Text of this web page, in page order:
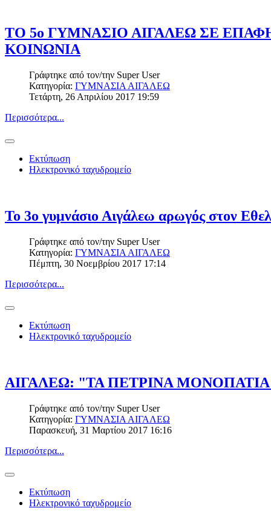
ΤΟ 5ο ΓΥΜΝΑΣΙΟ ΑΙΓΑΛΕΩ ΣΕ
ΚΟΙΝΩΝΙΑ
Γράφτηκε από τον/την Super User
Κατηγορία: ΓΥΜΝΑΣΙΑ ΑΙΓΑΛΕΩ
Τετάρτη, 26 Απριλίου 2017 19:59
Περισσότερα...
Εκτύπωση
Ηλεκτρονικό ταχυδρομείο
Το 3ο γυμνάσιο Αιγάλεω αρωγός στον
Γράφτηκε από τον/την Super User
Κατηγορία: ΓΥΜΝΑΣΙΑ ΑΙΓΑΛΕΩ
Πέμπτη, 30 Νοεμβρίου 2017 17:14
Περισσότερα...
Εκτύπωση
Ηλεκτρονικό ταχυδρομείο
ΑΙΓΑΛΕΩ: "ΤΑ ΠΕΤΡΙΝΑ
Γράφτηκε από τον/την Super User
Κατηγορία: ΓΥΜΝΑΣΙΑ ΑΙΓΑΛΕΩ
Παρασκευή, 31 Μαρτίου 2017 16:16
Περισσότερα...
Εκτύπωση
Ηλεκτρονικό ταχυδρομείο